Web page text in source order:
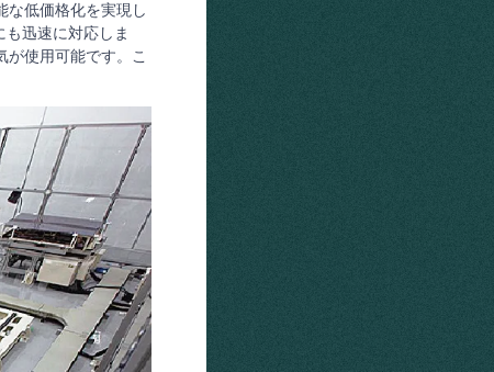
な低価格化を実現し
迅速に対応しま
が使用可能です。こ